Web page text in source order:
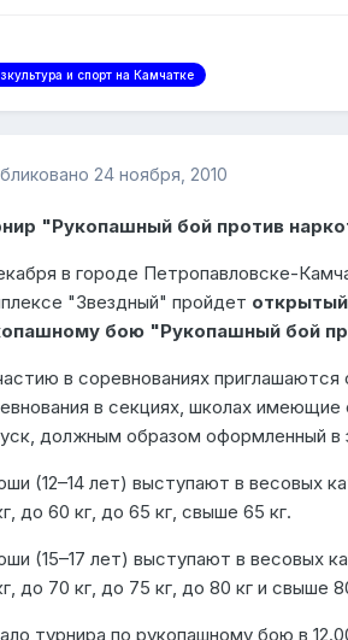
и спорт на Камчатке
24 ноября, 2010
"Рукопашный бой против
в городе Петропавловске-
"Звездный" пройдет
бою "Рукопашный бой
в соревнованиях
в секциях, школах
должным образом оформленный в
(12–14 лет) выступают в весовых
до 60 кг, до 65 кг, свыше 65 кг.
(15–17 лет) выступают в весовых
до 70 кг, до 75 кг, до 80 кг и свыше
турнира по рукопашному бою в